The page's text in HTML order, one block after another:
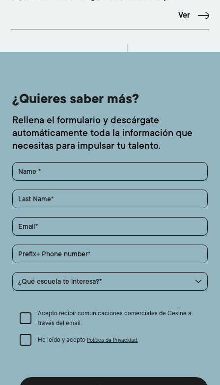
concesionario Adarsa Mercedes-Benz de Santander. La cita
confirmó el interés creciente por la moda emergente y cons
Ver
¿Quieres saber más?
Rellena el formulario y descárgate
automáticamente toda la información que
necesitas para impulsar tu talento.
Name
Last Name
Email
Prefix+ Phone number
¿Qué escuela te interesa?
Acepto recibir comunicaciones comerciales de Cesine a
través del email.
He leído y acepto Política de Privacidad.